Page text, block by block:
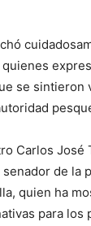
se sintieron
Carlos José
de la
quien ha
para los